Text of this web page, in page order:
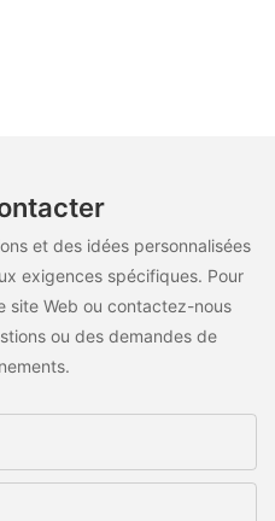
et des idées personnalisées
exigences spécifiques. Pour
site Web ou contactez-nous
ou des demandes de